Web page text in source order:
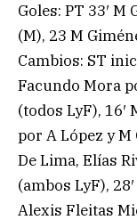
Goles: PT 33′ M
(M), 23 M
Cambios: ST
Facundo Mora
(todos LyF),
por A López y M
De Lima, Elías
(ambos LyF),
Alexis Fleitas